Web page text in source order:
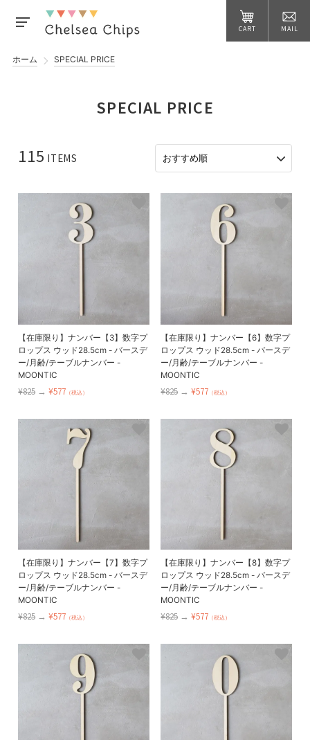
CART MAIL
ホーム SPECIAL PRICE
SPECIAL PRICE
115 ITEMS
【在庫限り】ナンバー【3】数字プ
ロップス ウッド28.5cm - バースデ
ー/月齢/テーブルナンバー -
MOONTIC
¥825 → ¥577 （税込）
【在庫限り】ナンバー【6】数字プ
ロップス ウッド28.5cm - バースデ
ー/月齢/テーブルナンバー -
MOONTIC
¥825→ ¥577 （税込）
【在庫限り】ナンバー【7】数字プ
ロップス ウッド28.5cm - バースデ
ー/月齢/テーブルナンバー -
MOONTIC
¥825 → ¥577 （税込）
【在庫限り】ナンバー【8】数字プ
ロップス ウッド28.5cm - バースデ
ー/月齢/テーブルナンバー -
MOONTIC
¥825→ ¥577 （税込）